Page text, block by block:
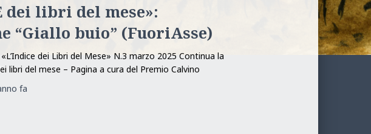
dei libri del mese»:
“Giallo buio” (FuoriAsse)
dei Libri del Mese» N.3 marzo 2025 Continua la
libri del mese – Pagina a cura del Premio Calvino
fa